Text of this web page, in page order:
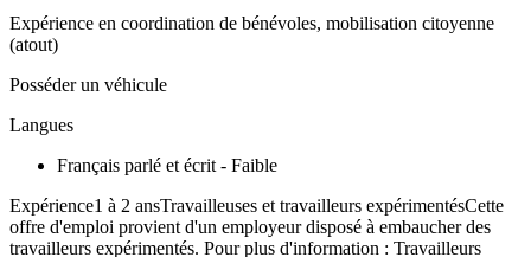
Expérience en coordination de bénévoles, mobilisation citoyenne
(atout)
Posséder un véhicule
Langues
Français parlé et écrit - Faible
Expérience1 à 2 ansTravailleuses et travailleurs expérimentésCette
offre d'emploi provient d'un employeur disposé à embaucher des
travailleurs expérimentés. Pour plus d'information : Travailleurs